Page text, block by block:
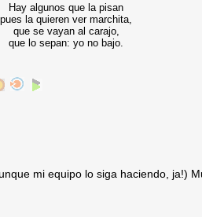
Hay algunos que la pisan
pues la quieren ver marchita,
que se vayan al carajo,
que lo sepan: yo no bajo.
mi equipo lo siga haciendo, ja!)